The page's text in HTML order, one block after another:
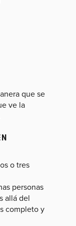
que se
ve la
o tres
personas
allá del
completo y